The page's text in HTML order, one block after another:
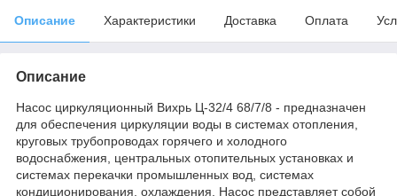
Описание Характеристики Доставка Оплата
Описание
Насос циркуляционный Вихрь Ц-32/4 68/7/8 - предназначен
для обеспечения циркуляции воды в системах отопления,
круговых трубопроводах горячего и холодного
водоснабжения, центральных отопительных установках и
системах перекачки промышленных вод, системах
кондиционирования, охлаждения. Насос представляет собой